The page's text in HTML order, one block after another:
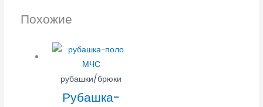
Похожие
рубашки/брюки
Рубашка-